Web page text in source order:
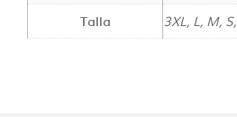
Talla
3XL, L, M,